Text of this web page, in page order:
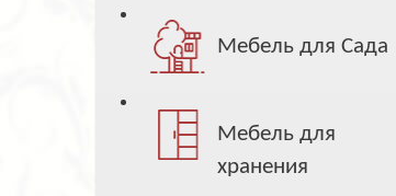
Мебель для Сада
Мебель для
хранения